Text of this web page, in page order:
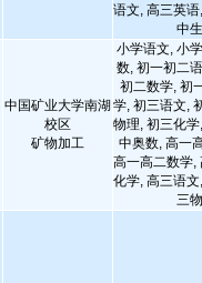
语文, 高三英
中
中国矿业大学南湖
校区
矿物加工
小学语文, 小
数, 初一初二
初二数学, 初
学, 初三语文,
物理, 初三化
中奥数, 高一
高一高二数学,
化学, 高三语
三